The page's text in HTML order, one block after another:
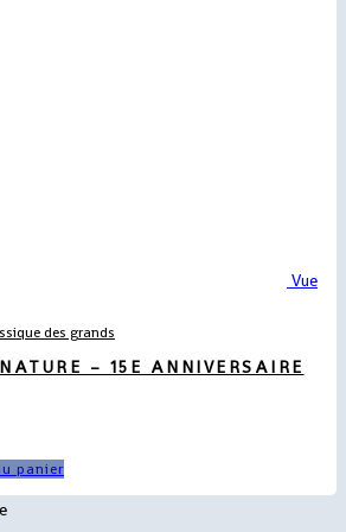
Vue
des grands
– 15E ANNIVERSAIRE
panier